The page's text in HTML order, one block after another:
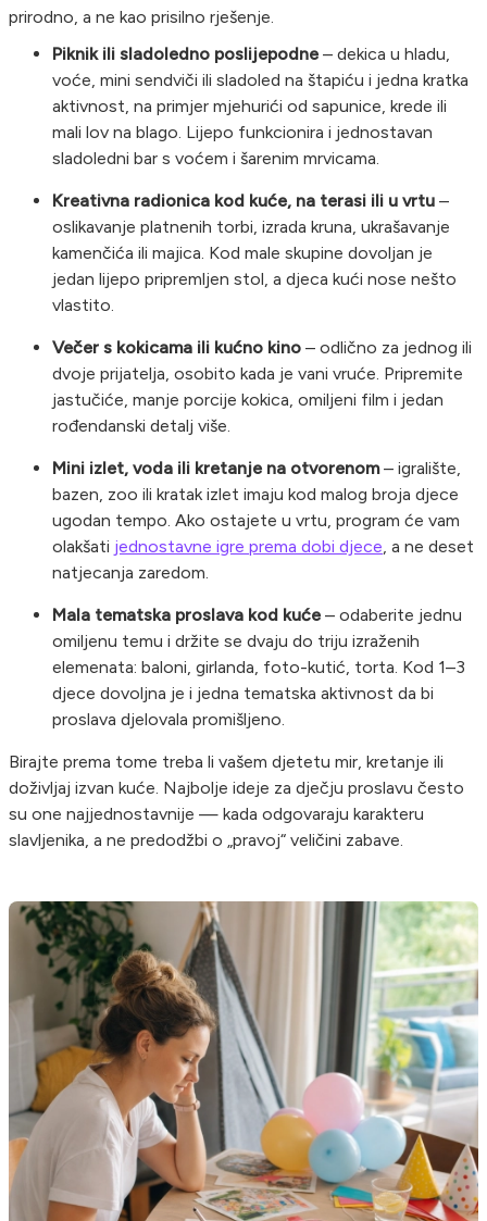
prirodno, a ne kao prisilno rješenje.
Piknik ili sladoledno poslijepodne – dekica u hladu,
voće, mini sendviči ili sladoled na štapiću i jedna kratka
aktivnost, na primjer mjehurići od sapunice, krede ili
mali lov na blago. Lijepo funkcionira i jednostavan
sladoledni bar s voćem i šarenim mrvicama.
Kreativna radionica kod kuće, na terasi ili u vrtu –
oslikavanje platnenih torbi, izrada kruna, ukrašavanje
kamenčića ili majica. Kod male skupine dovoljan je
jedan lijepo pripremljen stol, a djeca kući nose nešto
vlastito.
Večer s kokicama ili kućno kino – odlično za jednog ili
dvoje prijatelja, osobito kada je vani vruće. Pripremite
jastučiće, manje porcije kokica, omiljeni film i jedan
rođendanski detalj više.
Mini izlet, voda ili kretanje na otvorenom– igralište,
bazen, zoo ili kratak izlet imaju kod malog broja djece
ugodan tempo. Ako ostajete u vrtu, program će vam
olakšati jednostavne igre prema dobi djece , a ne deset
natjecanja zaredom.
Mala tematska proslava kod kuće – odaberite jednu
omiljenu temu i držite se dvaju do triju izraženih
elemenata: baloni, girlanda, foto-kutić, torta. Kod 1–3
djece dovoljna je i jedna tematska aktivnost da bi
proslava djelovala promišljeno.
Birajte prema tome treba li vašem djetetu mir, kretanje ili
doživljaj izvan kuće. Najbolje ideje za dječju proslavu često
su one najjednostavnije — kada odgovaraju karakteru
slavljenika, a ne predodžbi o „pravoj“ veličini zabave.